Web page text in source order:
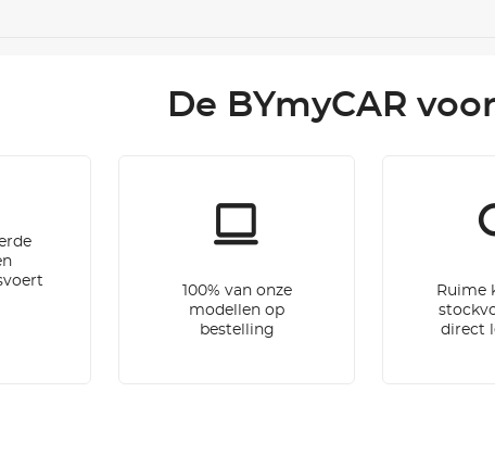
De BYmyCAR
100% van onze
modellen op
bestelling
Ruime
direct